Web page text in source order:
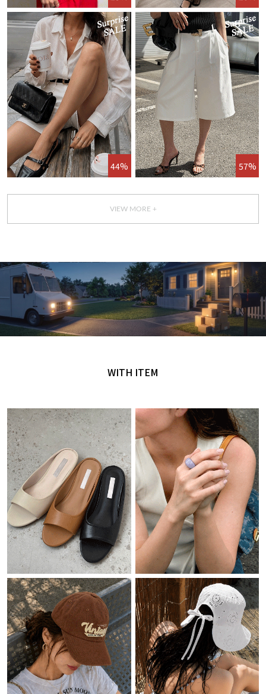
44% 57%
VIEW MORE +
GET IT TODAY
WITH ITEM